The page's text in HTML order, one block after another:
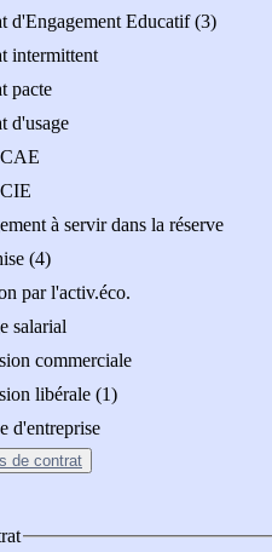
d'Engagement Educatif (3)
intermittent
pacte
d'usage
à servir dans la réserve
(4)
par l'activ.éco.
salarial
commerciale
libérale (1)
d'entreprise
de contrat